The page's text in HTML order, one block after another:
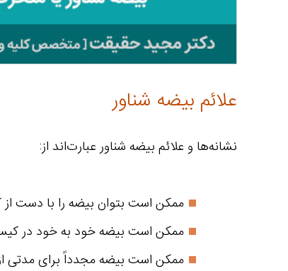
علائم بیضه شناور
نشانه‌ها و علائم بیضه‌ شناور عبارت‌اند از:
ممکن است بتوان بیضه را با دست از
ممکن است بیضه خود به ‌خود در
ممکن است بیضه مجدداً برای مدتی